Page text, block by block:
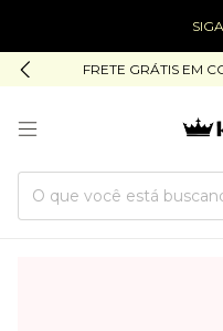
SIGA
FRETE GRÁTIS EM